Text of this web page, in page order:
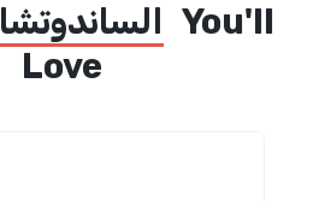
You'll
Love